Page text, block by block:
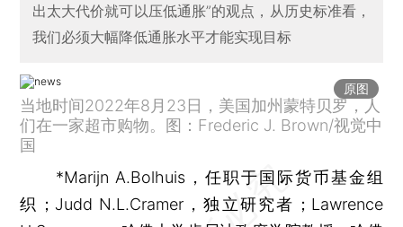
出太大代价就可以压低通胀”的观点，从历史标准看，
我们必须大幅降低通胀水平才能实现目标
原图
当地时间2022年8月23日，美国加州蒙特贝罗，人
们在一家超市购物。图：Frederic J. Brown/视觉中
国
*Marijn A.Bolhuis，任职于国际货币基金组
织；Judd N.L.Cramer，独立研究者；Lawrence